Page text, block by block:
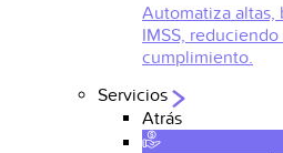
Automatiza altas,
IMSS,
cumplimiento.
Servicios
Atrás